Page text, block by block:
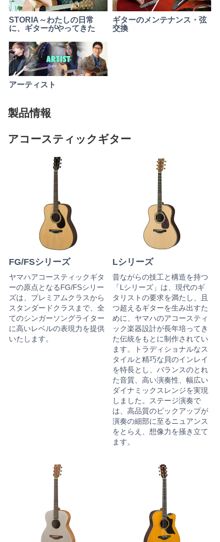
STORIA～わたしの日常
に、ギターがやってきた
ギターのメンテナンス・弦
交換
アーティスト
製品情報
アコースティックギター
FG/FSシリーズ
ヤマハアコースティックギタ
ーの原点となるFG/FSシリー
ズは、プレミアムクラスから
スタンダードクラスまで、全
てのシンガーソングライター
に高いレベルの表現力を提供
いたします。
Lシリーズ
昔ながらの技工と構造を持つ
「Lシリーズ」は、現代のギ
タリストの要求を満たし、且
つ超えるギターを生み出すた
めに、ヤマハのアコースティ
ック楽器設計が長年培ってき
た伝統をもとに制作されてい
ます。トラディショナルなス
タイルと精巧な貝のインレイ
を特長とし、バランスのとれ
た音質、高い演奏性、幅広い
ダイナミックスレンジを実現
しました。ステージ演奏で
は、高品質のピックアップが
演奏の細部に至るニュアンス
をとらえ、想像力を掻き立て
ます。